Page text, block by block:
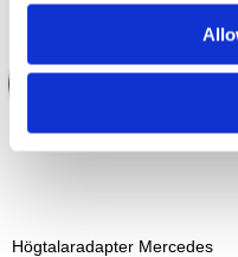
Högtalaradapter Mercedes